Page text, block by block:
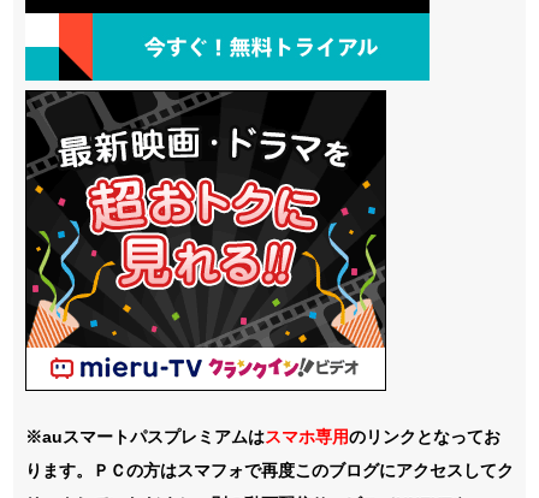
※auスマートパスプレミアムはスマホ専用のリンクとなってお
ります。ＰＣの方はスマフォで再度このブログにアクセスしてク